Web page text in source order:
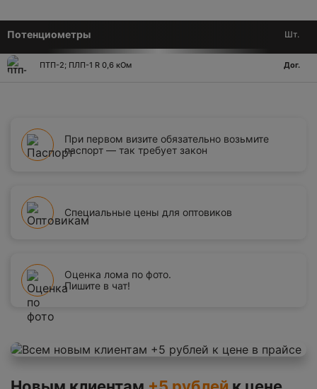
Потенциометры Шт.
ПТП-2; ПЛП-1 R 0,6 кОм Дог.
При первом визите обязательно возьмите
паспорт — так требует закон
Специальные цены для оптовиков
Оценка лома по фото.
Пишите в чат!